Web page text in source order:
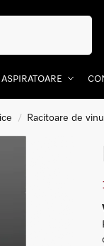
ASPIRATOARE
/ Racitoare de